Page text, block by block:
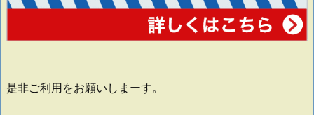
是非ご利用をお願いしまーす。